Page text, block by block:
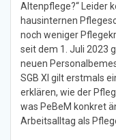
Altenpflege?“ Leider
hausinternen
noch weniger
seit dem 1. Juli 2023
neuen
SGB XI gilt erstmals
erklären, wie der
was PeBeM konkret
Arbeitsalltag als